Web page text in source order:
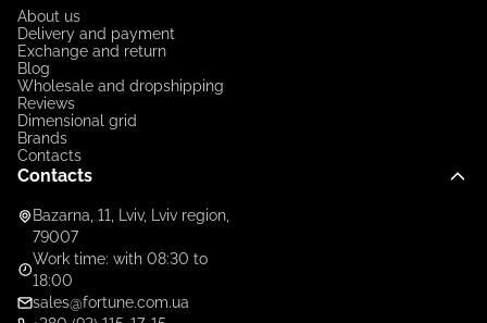
About us
Delivery and payment
Exchange and return
Blog
Wholesale and dropshipping
Reviews
Dimensional grid
Brands
Contacts
Contacts
Bazarna, 11, Lviv, Lviv region,
79007
Work time: with 08:30 to
18:00
sales@fortune.com.ua